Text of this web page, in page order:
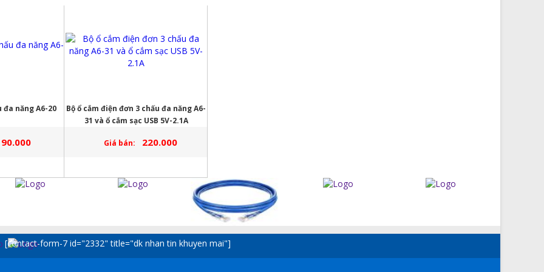
đa năng A6-20
90.000
Bộ ổ cắm điện đơn 3 chấu đa năng A6-
31 và ổ cắm sạc USB 5V-2.1A
Giá bán: 220.000
[contact-form-7 id="2332" title="dk nhan tin khuyen mai"]